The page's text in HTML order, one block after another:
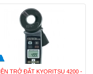
TRỞ ĐẤT KYORITSU 4200 -